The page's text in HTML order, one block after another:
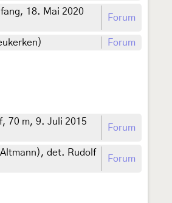
18. Mai 2020
Forum
Forum
70 m, 9. Juli 2015
Forum
det. Rudolf
Forum